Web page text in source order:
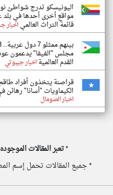
اليونيسكو تدرج شواطئ
مواقع أخرى أحدها في
قائمة التراث العالمياخبار
مجلس "الفيفا" يدعمون
القدم العالميةاخبار جيبوتي
قراصنة يتخذون أفراد طاقم
الكيماويات "أسانا" رهائن
اخبار الصومال
*تعبر المقالات
* جميع المقالات تحمل إسم